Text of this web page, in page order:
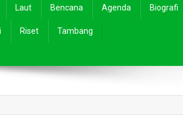
Laut Bencana Agenda Biografi
Riset Tambang